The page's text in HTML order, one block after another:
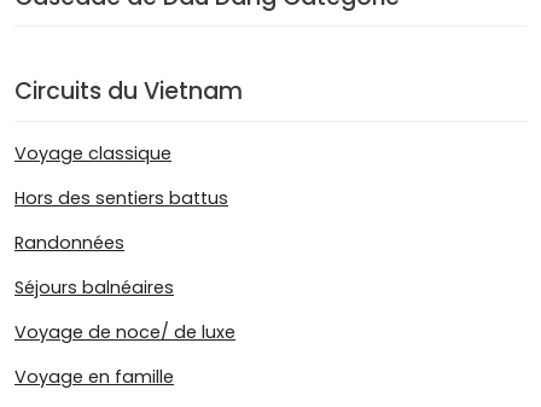
Circuits du Vietnam
Voyage classique
Hors des sentiers battus
Randonnées
Séjours balnéaires
Voyage de noce/ de luxe
Voyage en famille